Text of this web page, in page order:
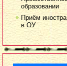
образовании
Приём
в ОУ